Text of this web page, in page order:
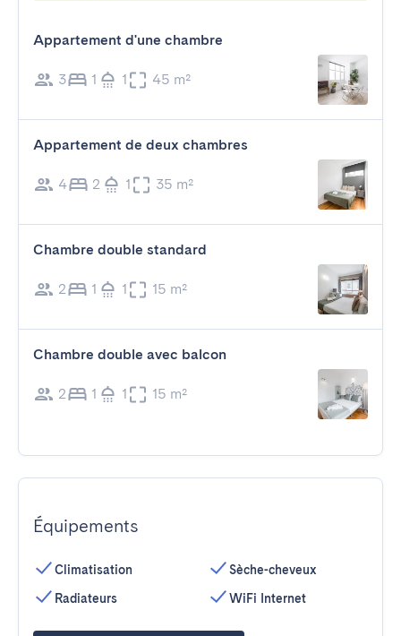
Appartement d'une chambre
3 1 1 45 m²
Appartement de deux chambres
4 2 1 35 m²
Chambre double standard
2 1 1 15 m²
Chambre double avec balcon
2 1 1 15 m²
Équipements
Climatisation
Radiateurs
Sèche-cheveux
WiFi Internet